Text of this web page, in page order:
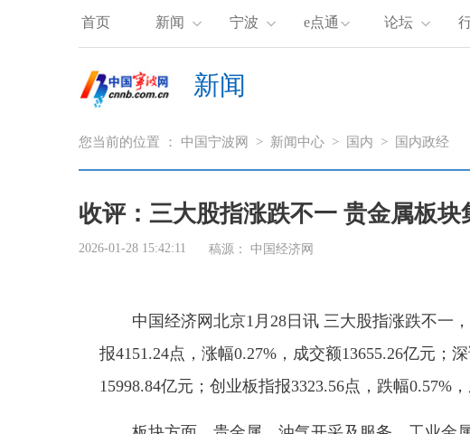
首页 新闻 宁波 e点通 论坛
新闻
您当前的位置 ： 中国宁波网 > 新闻中心 > 国内 > 国内政经
收评：三大股指涨跌不一 贵金属板块
2026-01-28 15:42:11 稿源： 中国经济网
中国经济网北京1月28日讯 三大股指涨跌不一
报4151.24点，涨幅0.27%，成交额13655.26亿元；
15998.84亿元；创业板指报3323.56点，跌幅0.57%，